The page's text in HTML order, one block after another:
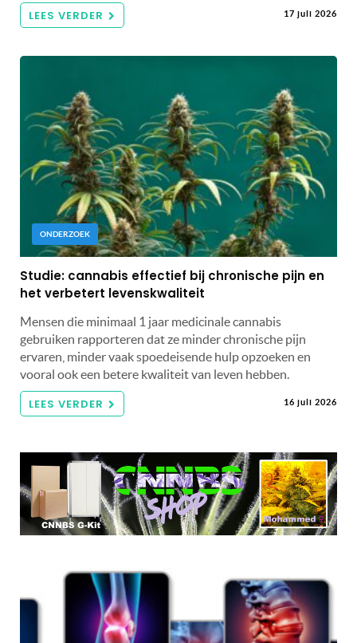
LEES VERDER 17 juli 2026
ONDERZOEK
Studie: cannabis effectief bij chronische pijn en
het verbetert levenskwaliteit
Mensen die minimaal 1 jaar medicinale cannabis
gebruiken rapporteren dat ze minder chronische pijn
ervaren, minder vaak spoedeisende hulp opzoeken en
vooral ook een betere kwaliteit van leven hebben.
LEES VERDER 16 juli 2026